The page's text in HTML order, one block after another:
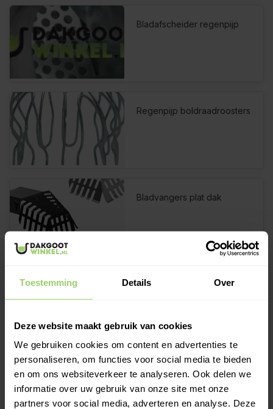
Toestemming Details Over
Deze website maakt gebruik van cookies
We gebruiken cookies om content en advertenties te
personaliseren, om functies voor social media te bieden
en om ons websiteverkeer te analyseren. Ook delen we
informatie over uw gebruik van onze site met onze
partners voor social media, adverteren en analyse. Deze
Bladafscheider regenpijp
Regenpijp boldraadroosters
Bladvangers plat dak
Dakgoot vogelwering
Bladrooster voor dakgoten
Dit bladrooster klemt zelf in de dakgoot en hoeft maar een